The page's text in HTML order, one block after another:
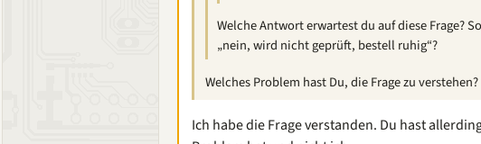
Welche Antwort erwartest du auf diese Frage?
„nein, wird nicht geprüft, bestell ruhig“?
Welches Problem hast Du, die Frage zu verstehen?
Ich habe die Frage verstanden. Du hast